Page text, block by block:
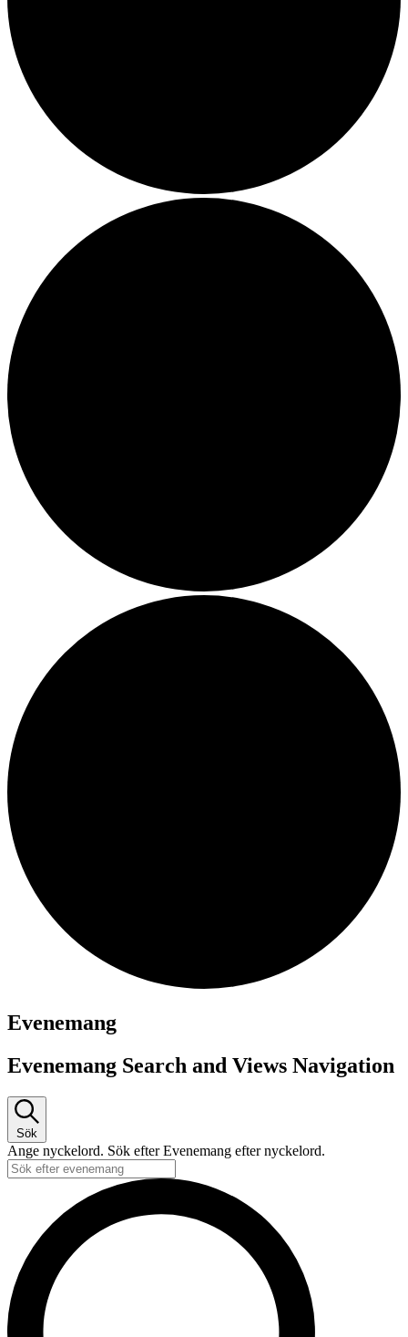
Evenemang
Evenemang Search and Views Navigation
Sök
Ange nyckelord. Sök efter Evenemang efter nyckelord.